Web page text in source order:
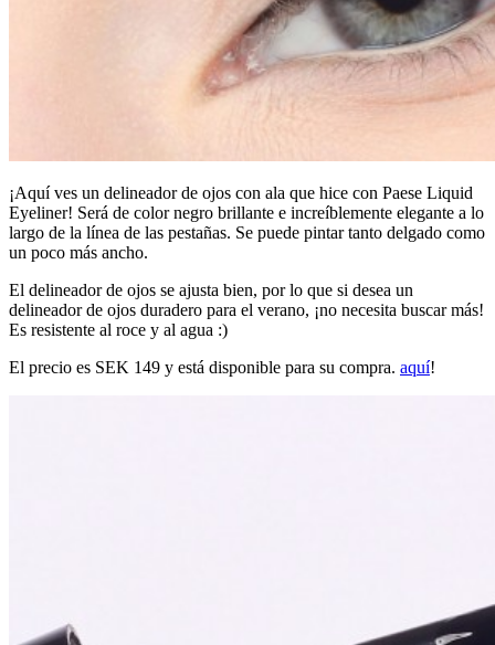
¡Aquí ves un delineador de ojos con ala que hice con Paese Liquid
Eyeliner! Será de color negro brillante e increíblemente elegante a lo
largo de la línea de las pestañas. Se puede pintar tanto delgado como
un poco más ancho.
El delineador de ojos se ajusta bien, por lo que si desea un
delineador de ojos duradero para el verano, ¡no necesita buscar más!
Es resistente al roce y al agua :)
El precio es SEK 149 y está disponible para su compra. aquí!